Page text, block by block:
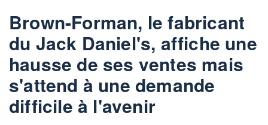
Brown-Forman, le fabricant
du Jack Daniel's, affiche une
hausse de ses ventes mais
s'attend à une demande
difficile à l'avenir